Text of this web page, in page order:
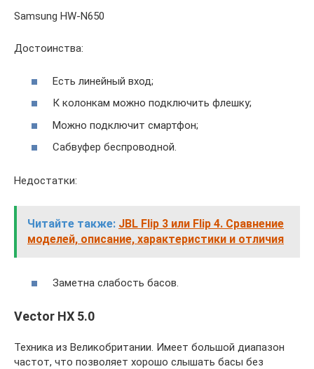
Samsung HW-N650
Достоинства:
Есть линейный вход;
К колонкам можно подключить флешку;
Можно подключит смартфон;
Сабвуфер беспроводной.
Недостатки:
Читайте также: JBL Flip 3 или Flip 4. Сравнение
моделей, описание, характеристики и отличия
Заметна слабость басов.
Vector HX 5.0
Техника из Великобритании. Имеет большой диапазон
частот, что позволяет хорошо слышать басы без